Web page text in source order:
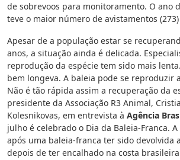
de sobrevoos para monitoramento. O ano
teve o maior número de avistamentos
Apesar de a população estar se
anos, a situação ainda é delicada.
reprodução da espécie tem sido mais
bem longeva. A baleia pode se reproduzir
Não é tão rápida assim a recuperação da
presidente da Associação R3 Animal,
Kolesnikovas, em entrevista à Agência
julho é celebrado o Dia da Baleia-Franca.
após uma baleia-franca ter sido devolvida
depois de ter encalhado na costa